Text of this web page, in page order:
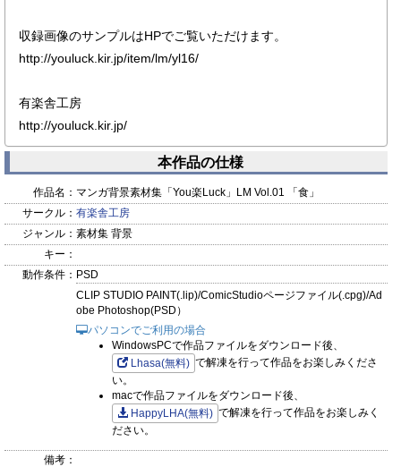
収録画像のサンプルはHPでご覧いただけます。
http://youluck.kir.jp/item/lm/yl16/
有楽舎工房
http://youluck.kir.jp/
本作品の仕様
作品名： マンガ背景素材集「You楽Luck」LM Vol.01 「食」
サークル： 有楽舎工房
ジャンル： 素材集 背景
キー：
動作条件： PSD
CLIP STUDIO PAINT(.lip)/ComicStudioページファイル(.cpg)/Ad
obe Photoshop(PSD）
パソコンでご利用の場合
WindowsPCで作品ファイルをダウンロード後、
Lhasa(無料) で解凍を行って作品をお楽しみくださ
い。
macで作品ファイルをダウンロード後、
HappyLHA(無料) で解凍を行って作品をお楽しみく
ださい。
備考：